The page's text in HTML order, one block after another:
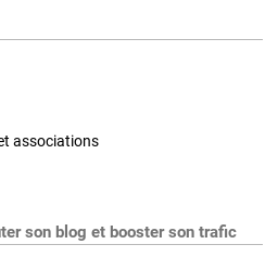
associations
son blog et booster son trafic